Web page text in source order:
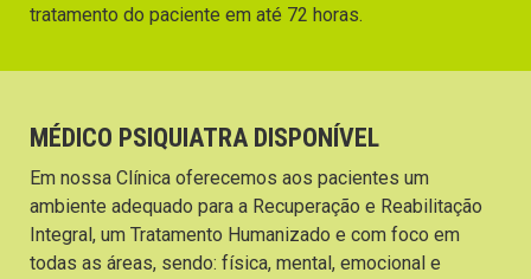
tratamento do paciente em até 72 horas.
MÉDICO PSIQUIATRA DISPONÍVEL
Em nossa Clínica oferecemos aos pacientes um
ambiente adequado para a Recuperação e Reabilitação
Integral, um Tratamento Humanizado e com foco em
todas as áreas, sendo: física, mental, emocional e